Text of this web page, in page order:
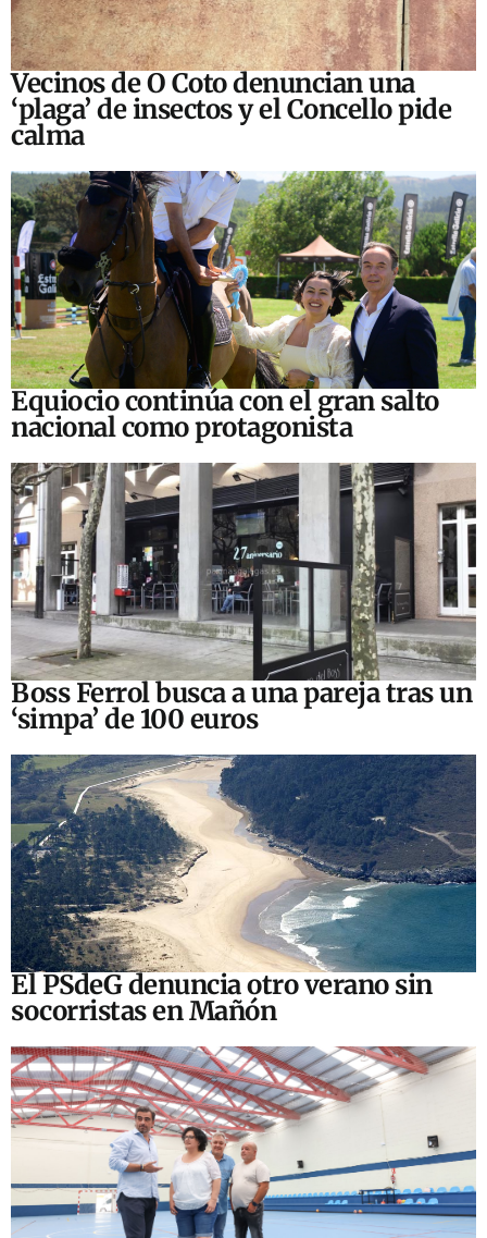
Vecinos de O Coto denuncian una
‘plaga’ de insectos y el Concello pide
calma
Equiocio continúa con el gran salto
nacional como protagonista
Boss Ferrol busca a una pareja tras un
‘simpa’ de 100 euros
El PSdeG denuncia otro verano sin
socorristas en Mañón